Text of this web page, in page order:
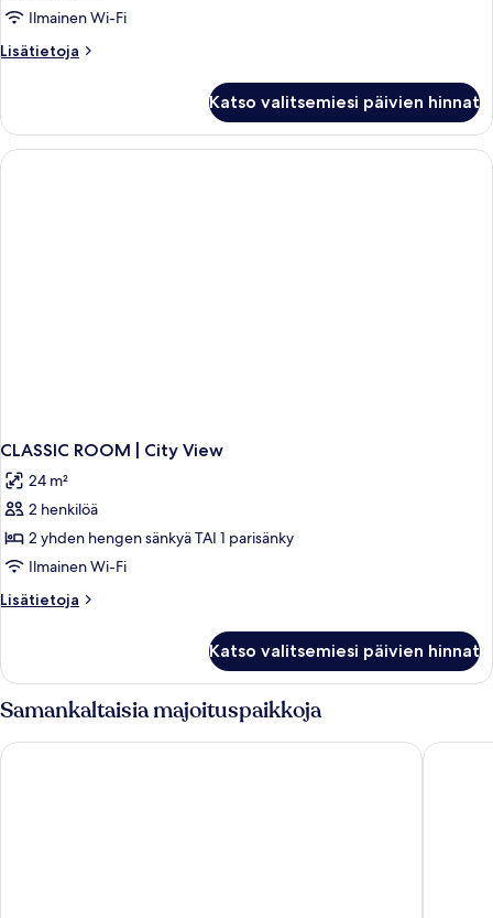
Ilmainen Wi-Fi
Lisätietoja
Lisätietoja
Katso valitsemiesi päivien hinnat
CLASSIC ROOM | City View
24 m²
2 henkilöä
2 yhden hengen sänkyä TAI 1 parisänky
Ilmainen Wi-Fi
Lisätietoja
Lisätietoja
|
View
Katso valitsemiesi päivien hinnat
Samankaltaisia majoituspaikkoja
Hilton Sorrento Palace Grand